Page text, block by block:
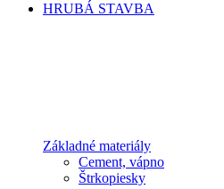
HRUBÁ STAVBA
Základné materiály
Cement, vápno
Štrkopiesky